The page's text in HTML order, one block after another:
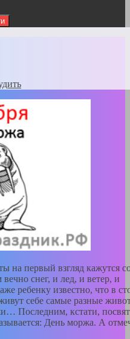
на первый взгляд кажутся
снег, и лед, и ветер, и
ребенку известно, что в
себе самые разные
Последним, кстати,
День моржа. А